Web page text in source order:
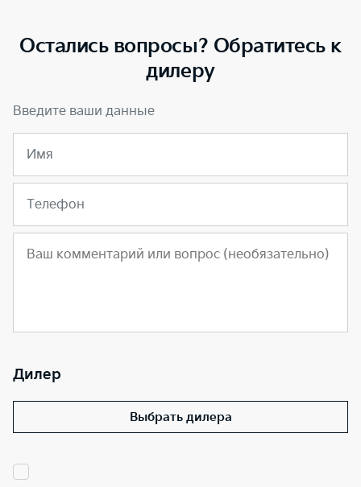
Остались вопросы? Обратитесь к
дилеру
Введите ваши данные
Имя
Телефон
Дилер
Выбрать дилера